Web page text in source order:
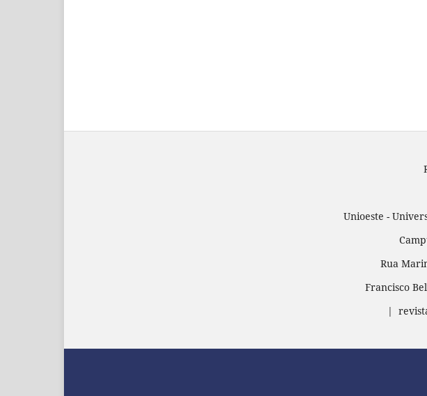
Unioeste -
Rua
Francisco
|